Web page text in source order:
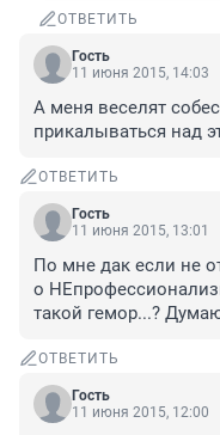
ОТВЕТИТЬ
Гость
11 июня 2015, 14:03
А меня веселят
прикалываться над
ОТВЕТИТЬ
Гость
11 июня 2015, 13:01
По мне дак если не
о
такой гемор...?
ОТВЕТИТЬ
Гость
11 июня 2015, 12:00